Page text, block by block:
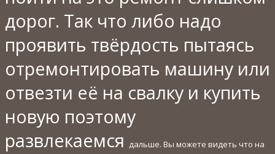
дорог. Так что либо надо
проявить твёрдость пытаясь
отремонтировать машину или
отвезти её на свалку и купить
новую поэтому
развлекаемся дальше. Вы можете видеть что на